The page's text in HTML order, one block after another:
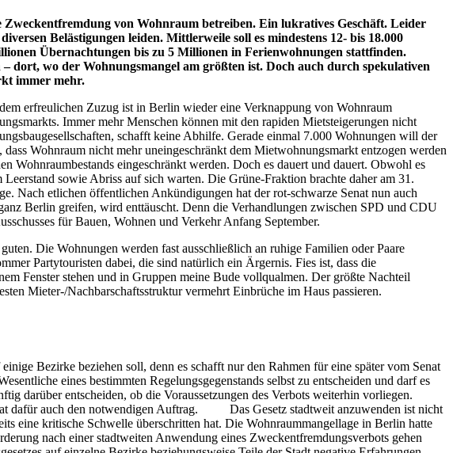
von Wohnraum betreiben. Ein lukratives Geschäft. Leider
Belästigungen leiden. Mittlerweile soll es mindestens 12- bis 18.000
Übernachtungen bis zu 5 Millionen in Ferienwohnungen stattfinden.
dort, wo der Wohnungsmangel am größten ist. Doch auch durch spekulativen
dem Wohnungsmarkt immer mehr.
erfreulichen Zuzug ist in Berlin wieder eine Verknappung von Wohnraum
Immer mehr Menschen können mit den rapiden Mietsteigerungen nicht
schafft keine Abhilfe. Gerade einmal 7.000 Wohnungen will der
Wohnraum nicht mehr uneingeschränkt dem Mietwohnungsmarkt entzogen werden
Wohnraumbestands eingeschränkt werden. Doch es dauert und dauert. Obwohl es
sowie Abriss auf sich warten. Die Grüne-Fraktion brachte daher am 31.
Nach etlichen öffentlichen Ankündigungen hat der rot-schwarze Senat nun auch
Berlin greifen, wird enttäuscht. Denn die Verhandlungen zwischen SPD und CDU
Ausschusses für Bauen, Wohnen und Verkehr Anfang September.
Die Wohnungen werden fast ausschließlich an ruhige Familien oder Paare
Partytouristen dabei, die sind natürlich ein Ärgernis. Fies ist, dass die
Fenster stehen und in Gruppen meine Bude vollqualmen. Der größte Nachteil
Mieter-/Nachbarschaftsstruktur vermehrt Einbrüche im Haus passieren.
Bezirke beziehen soll, denn es schafft nur den Rahmen für eine später vom Senat
eines bestimmten Regelungsgegenstands selbst zu entscheiden und darf es
darüber entscheiden, ob die Voraussetzungen des Verbots weiterhin vorliegen.
dafür auch den notwendigen Auftrag. Das Gesetz stadtweit anzuwenden ist nicht
eine kritische Schwelle überschritten hat. Die Wohnraummangellage in Berlin hatte
nach einer stadtweiten Anwendung eines Zweckentfremdungsverbots gehen